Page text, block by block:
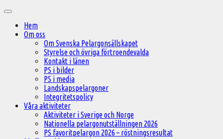
innehåll
Huvudmeny
Hem
Om oss
Om Svenska Pelargonsällskapet
Styrelse och övriga förtroendevalda
Kontakt i länen
PS i bilder
PS i media
Landskapspelargoner
Integritetspolicy
Våra aktiviteter
Aktiviteter i Sverige och Norge
Nationella pelargonutställningen 2026
PS favoritpelargon 2026 – röstningsresultat